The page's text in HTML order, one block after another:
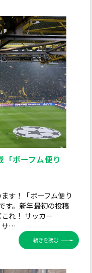
「ボーフム便り
す！「ボーフム便り
。新年最初の投稿
れ！ サッカー
サ…
続きを読む